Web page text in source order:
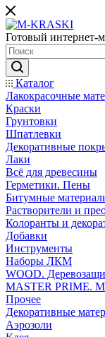
Готовый интернет-
Каталог
Лакокрасочные
Краски
Грунтовки
Шпатлевки
Декоративные
Лаки
Всё для древесины
Герметики. Пены
Битумные
Растворители и
Колоранты и
Добавки
Инструменты
Наборы ЛКМ
WOOD.
MASTER PRIME.
Прочее
Декоративные
Аэрозоли